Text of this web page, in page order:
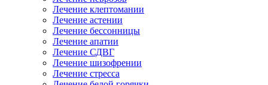
Лечение клептомании
Лечение астении
Лечение бессонницы
Лечение апатии
Лечение СДВГ
Лечение шизофрении
Лечение стресса